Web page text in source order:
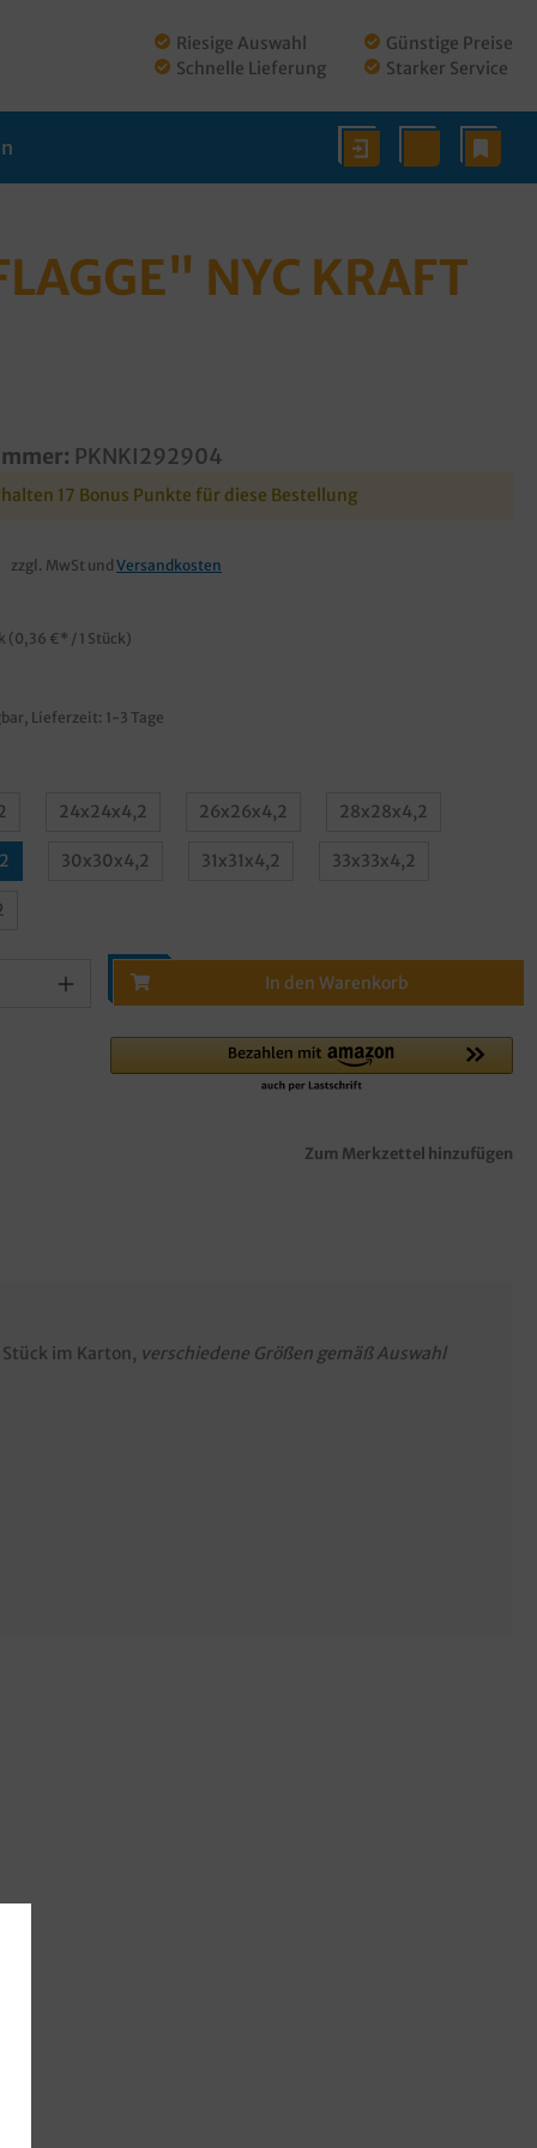
Riesige Auswahl
Schnelle Lieferung
Günstige Preise
Starker Service
NYC KRAFT
PKNKI292904
17 Bonus Punkte für diese Bestellung
zzgl. MwSt und Versandkosten
(0,36 €* / 1 Stück)
Lieferzeit: 1-3 Tage
24x24x4,2 26x26x4,2 28x28x4,2
30x30x4,2 31x31x4,2 33x33x4,2
In den Warenkorb
Zum Merkzettel hinzufügen
im Karton, verschiedene Größen gemäß Auswahl